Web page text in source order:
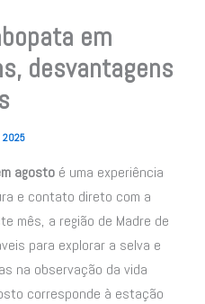
em
desvantagens
2025
agosto é uma experiência
e contato direto com a
mês, a região de Madre de
para explorar a selva e
na observação da vida
corresponde à estação